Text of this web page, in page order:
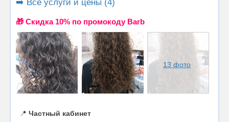
➡️ Все услуги и цены (4)
🎁 Cкидка 10% по промокоду Barb
13 фото
📍 Частный кабинет